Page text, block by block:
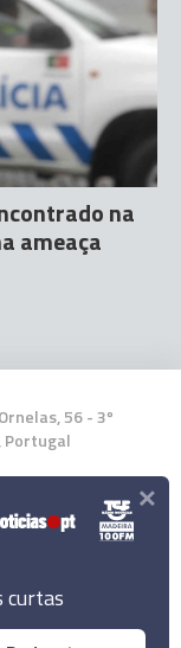
na
ameaça
56 - 3º
Portugal
curtas
×